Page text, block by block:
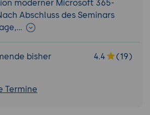
moderner Microsoft 365-
Abschluss des Seminars
bisher 4.4
(19)
Termine